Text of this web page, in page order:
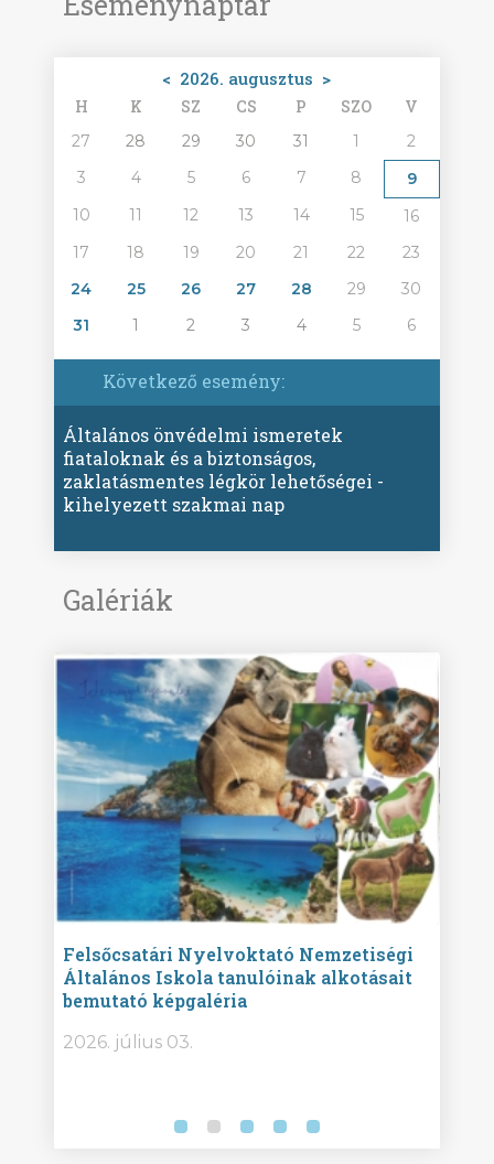
< 2026. augusztus >
H K SZ CS P SZO V
27 28 29 30 31 1
2
3
4 5 6 7 8
9
10
11 12 13 14 15
16
17
18 19 20 21 22
23
24
25 26 27 28 29
30
31
1 2 3 4 5 6
Következő esemény:
Általános önvédelmi ismeretek
fiataloknak és a biztonságos,
zaklatásmentes légkör lehetőségei -
kihelyezett szakmai nap
Galériák
Felsőcsatári Nyelvoktató Nemzetiségi
Általános Iskola tanulóinak alkotásait
bemutató képgaléria
2026. július 03.